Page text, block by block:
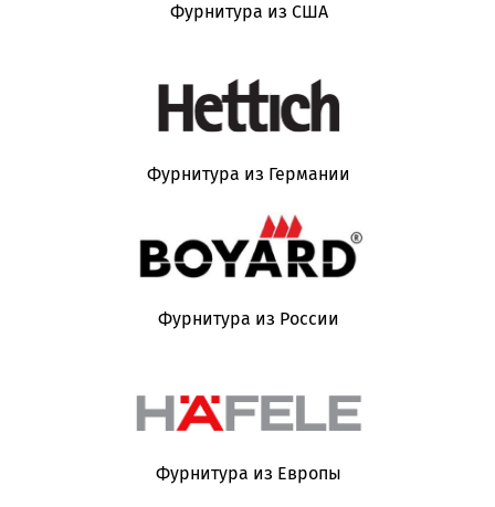
Фурнитура из США
Фурнитура из Германии
Фурнитура из России
Фурнитура из Европы